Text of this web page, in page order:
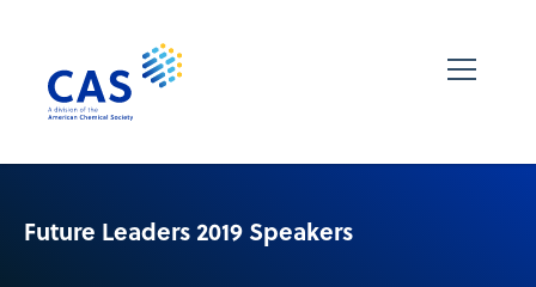
Future Leaders 2019 Speakers